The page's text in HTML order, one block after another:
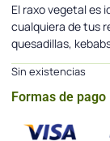
El raxo vegetal es
cualquiera de tus
quesadillas,
Sin existencias
Formas de pago